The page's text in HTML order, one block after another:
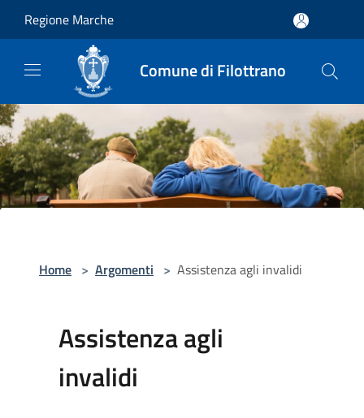
Regione Marche
Comune di Filottrano
Home > Argomenti > Assistenza agli invalidi
Assistenza agli
invalidi